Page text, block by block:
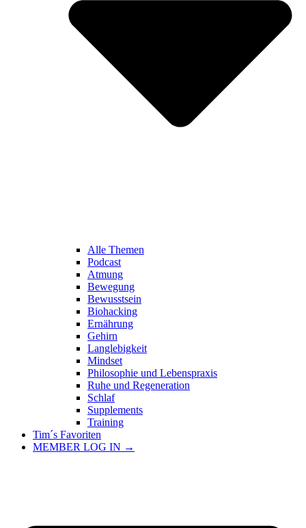
Alle Themen
Podcast
Atmung
Bewegung
Bewusstsein
Biohacking
Ernährung
Gehirn
Langlebigkeit
Mindset
Philosophie und Lebenspraxis
Ruhe und Regeneration
Schlaf
Supplements
Training
Tim´s Favoriten
MEMBER LOG IN →